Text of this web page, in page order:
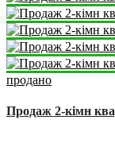
продано
Продаж 2-кімн